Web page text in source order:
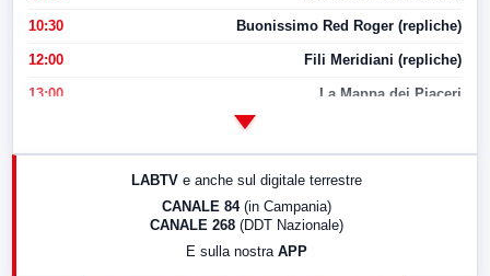
10:30 Buonissimo Red Roger (repliche)
12:00 Fili Meridiani (repliche)
13:00 La Mappa dei Piaceri
LABTV e anche sul digitale terrestre
CANALE 84 (in Campania)
CANALE 268 (DDT Nazionale)
E sulla nostra APP